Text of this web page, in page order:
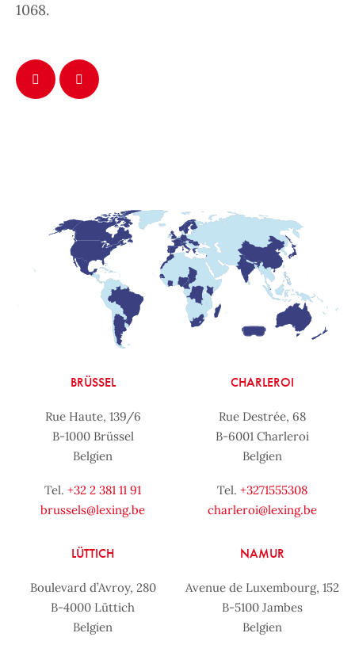
1068.
BRÜSSEL
Rue Haute, 139/6
B-1000 Brüssel
Belgien
Tel. +32 2 381 11 91
brussels@lexing.be
CHARLEROI
Rue Destrée, 68
B-6001 Charleroi
Belgien
Tel. +3271555308
charleroi@lexing.be
LÜTTICH
Boulevard d’Avroy, 280
B-4000 Lüttich
Belgien
NAMUR
Avenue de Luxembourg, 152
B-5100 Jambes
Belgien